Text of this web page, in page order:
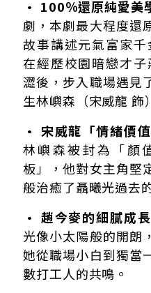
• 100％還原純愛美
劇，本劇最大程度還
故事講述元氣富家千
在經歷校園暗戀才
澀後，步入職場遇見
生林嶼森（宋威龍 飾
• 宋威龍「情緒價值
林嶼森被封為「顏
板」，他對女主角堅
般治癒了聶曦光過去
• 趙今麥的細膩成
光像小太陽般的開朗
她從職場小白到獨當
數打工人的共鳴。